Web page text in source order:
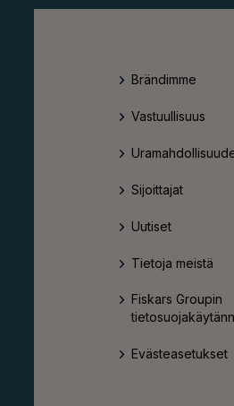
Brändimme
Vastuullisuus
Sijoittajat
Uutiset
Tietoja meistä
Fiskars Groupin
Evästeasetukset